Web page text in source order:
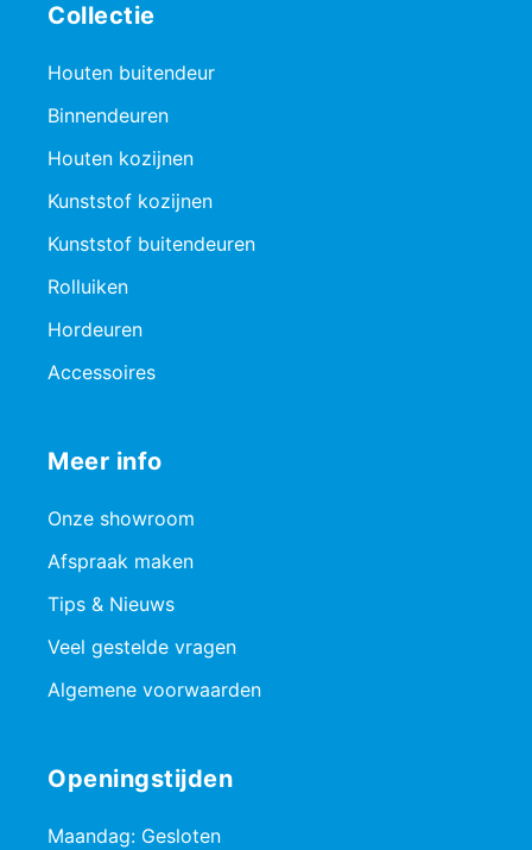
Collectie
Houten buitendeur
Binnendeuren
Houten kozijnen
Kunststof kozijnen
Kunststof buitendeuren
Rolluiken
Hordeuren
Accessoires
Meer info
Onze showroom
Afspraak maken
Tips & Nieuws
Veel gestelde vragen
Algemene voorwaarden
Openingstijden
Maandag: Gesloten